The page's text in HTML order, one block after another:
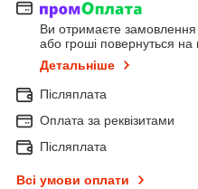
Ви отримаєте замовлення
або гроші повернуться на
Детальніше
Післяплата
Оплата за реквізитами
Післяплата
Всі умови оплати